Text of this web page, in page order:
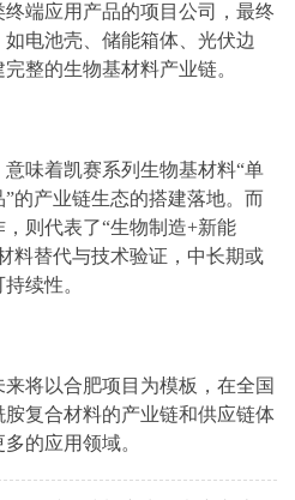
端应用产品的项目公司，最终
电池壳、储能箱体、光伏边
整的生物基材料产业链。
味着凯赛系列生物基材料“单
产业链生态的搭建落地。而
则代表了“生物制造+新能
料替代与技术验证，中长期或
续性。
将以合肥项目为模板，在全国
复合材料的产业链和供应链体
的应用领域。